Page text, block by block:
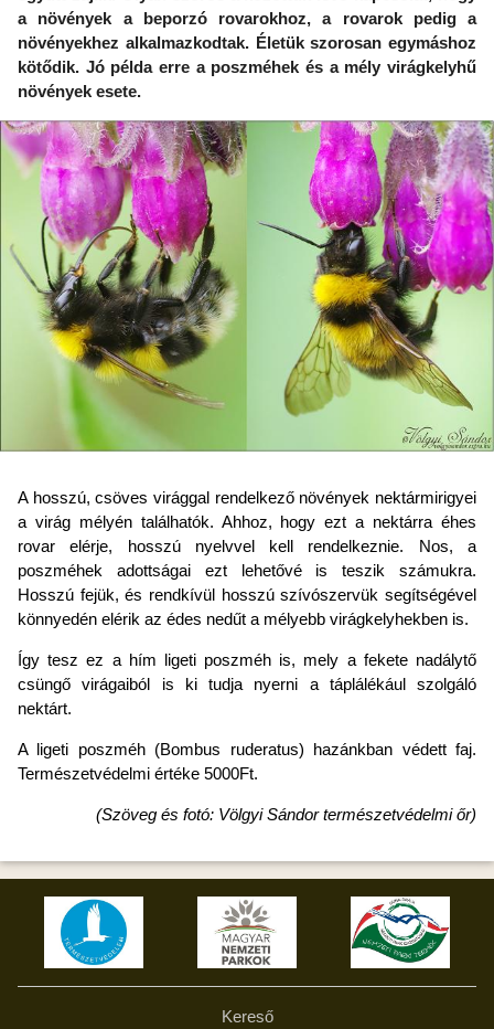
a növények a beporzó rovarokhoz, a rovarok pedig a
növényekhez alkalmazkodtak. Életük szorosan egymáshoz
kötődik. Jó példa erre a poszméhek és a mély virágkelyhű
növények esete.
A hosszú, csöves virággal rendelkező növények nektármirigyei
a virág mélyén találhatók. Ahhoz, hogy ezt a nektárra éhes
rovar elérje, hosszú nyelvvel kell rendelkeznie. Nos, a
poszméhek adottságai ezt lehetővé is teszik számukra.
Hosszú fejük, és rendkívül hosszú szívószervük segítségével
könnyedén elérik az édes nedűt a mélyebb virágkelyhekben is.
Így tesz ez a hím ligeti poszméh is, mely a fekete nadálytő
csüngő virágaiból is ki tudja nyerni a táplálékául szolgáló
nektárt.
A ligeti poszméh (Bombus ruderatus) hazánkban védett faj.
Természetvédelmi értéke 5000Ft.
(Szöveg és fotó: Völgyi Sándor természetvédelmi őr)
Kereső